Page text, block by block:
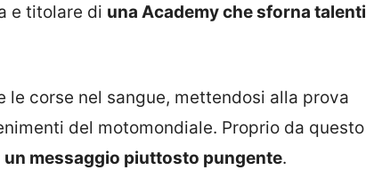
e titolare di una Academy che sforna talenti
corse nel sangue, mettendosi alla prova
del motomondiale. Proprio da questo
un messaggio piuttosto pungente.